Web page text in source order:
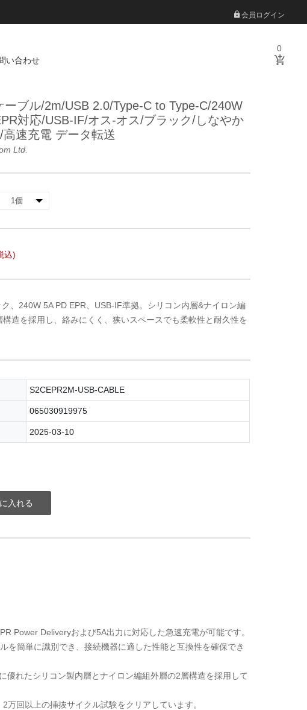
会員ログイン
い合わせ
0
ーブル/2m/USB 2.0/Type-C to Type-C/240W
対応/USB-IF/オス-オス/ブラック/しなやか
高速充電 データ転送
Ltd.
込)
、240W 5A PD EPR、USB-IF準拠。シリコン内層&ナイロン編
構造を採用し、絡みにくく、狭いスペースでも柔軟性と耐久性を
S2CEPR2M-USB-CABLE
065030919975
2025-03-10
入れる
Power Deliveryおよび5A出力に対応した急速充電が可能です。
を簡単に識別でき、接続機器に適した性能と互換性を確保でき
れたシリコン製内層とナイロン編組外層の2層構造を採用して
回以上の挿抜サイクル試験をクリアしています。